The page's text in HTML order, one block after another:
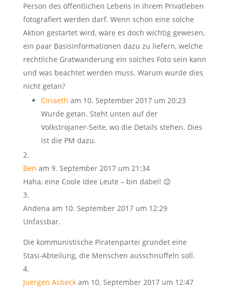
Person des öffentlichen Lebens in ihrem Privatleben
fotografiert werden darf. Wenn schon eine solche
Aktion gestartet wird, wäre es doch wichtig gewesen,
ein paar Basisinformationen dazu zu liefern, welche
rechtliche Gratwanderung ein solches Foto sein kann
und was beachtet werden muss. Warum wurde dies
nicht getan?
Ciriaeth am 10. September 2017 um 20:23
Wurde getan. Steht unten auf der
Volkstrojaner-Seite, wo die Details stehen. Dies
ist die PM dazu.
Ben am 9. September 2017 um 21:34
Haha, eine Coole Idee Leute – bin dabei! 😉
Andena am 10. September 2017 um 12:29
Unfassbar.
Die kommunistische Piratenpartei gründet eine
Stasi-Abteilung, die Menschen ausschnüffeln soll.
Juergen Asbeck am 10. September 2017 um 12:47